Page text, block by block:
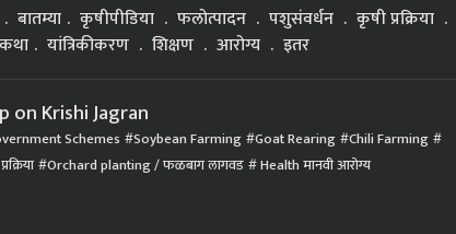
बातम्या कृषीपीडिया फलोत्पादन पशुसंवर्धन
कृषी प्रक्रिया
यांत्रिकीकरण शिक्षण आरोग्य इतर
on Krishi Jagran
Schemes Soybean Farming Goat Rearing Chili Farming
Orchard planting / फळबाग लागवड Health मानवी आरोग्य